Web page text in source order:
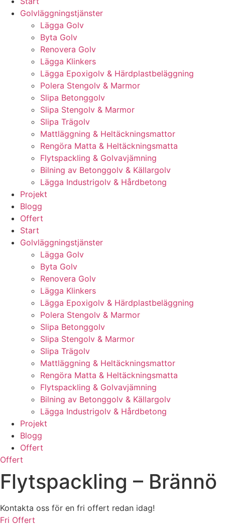
Golvläggningstjänster
Lägga Golv
Byta Golv
Renovera Golv
Lägga Klinkers
Lägga Epoxigolv & Härdplastbeläggning
Polera Stengolv & Marmor
Slipa Betonggolv
Slipa Stengolv & Marmor
Slipa Trägolv
Mattläggning & Heltäckningsmattor
Rengöra Matta & Heltäckningsmatta
Flytspackling & Golvavjämning
Bilning av Betonggolv & Källargolv
Lägga Industrigolv & Hårdbetong
Projekt
Blogg
Offert
Start
Golvläggningstjänster
Lägga Golv
Byta Golv
Renovera Golv
Lägga Klinkers
Lägga Epoxigolv & Härdplastbeläggning
Polera Stengolv & Marmor
Slipa Betonggolv
Slipa Stengolv & Marmor
Slipa Trägolv
Mattläggning & Heltäckningsmattor
Rengöra Matta & Heltäckningsmatta
Flytspackling & Golvavjämning
Bilning av Betonggolv & Källargolv
Lägga Industrigolv & Hårdbetong
Projekt
Blogg
Offert
Offert
Flytspackling – Brännö
Kontakta oss för en fri offert redan idag!
Fri Offert